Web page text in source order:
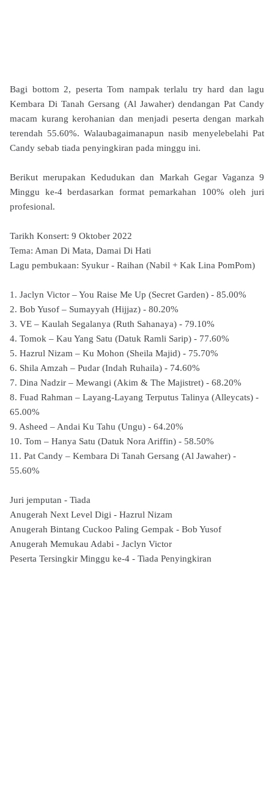
Bagi bottom 2, peserta Tom nampak terlalu try hard dan lagu
Kembara Di Tanah Gersang (Al Jawaher) dendangan Pat Candy
macam kurang kerohanian dan menjadi peserta dengan markah
terendah 55.60%. Walaubagaimanapun nasib menyelebelahi Pat
Candy sebab tiada penyingkiran pada minggu ini.
Berikut merupakan Kedudukan dan Markah Gegar Vaganza 9
Minggu ke-4 berdasarkan format pemarkahan 100% oleh juri
profesional.
Tarikh Konsert: 9 Oktober 2022
Tema: Aman Di Mata, Damai Di Hati
Lagu pembukaan: Syukur - Raihan (Nabil + Kak Lina PomPom)
1. Jaclyn Victor – You Raise Me Up (Secret Garden) - 85.00%
2. Bob Yusof – Sumayyah (Hijjaz) - 80.20%
3. VE – Kaulah Segalanya (Ruth Sahanaya) - 79.10%
4. Tomok – Kau Yang Satu (Datuk Ramli Sarip) - 77.60%
5. Hazrul Nizam – Ku Mohon (Sheila Majid) - 75.70%
6. Shila Amzah – Pudar (Indah Ruhaila) - 74.60%
7. Dina Nadzir – Mewangi (Akim & The Majistret) - 68.20%
8. Fuad Rahman – Layang-Layang Terputus Talinya (Alleycats) -
65.00%
9. Asheed – Andai Ku Tahu (Ungu) - 64.20%
10. Tom – Hanya Satu (Datuk Nora Ariffin) - 58.50%
11. Pat Candy – Kembara Di Tanah Gersang (Al Jawaher) -
55.60%
Juri jemputan - Tiada
Anugerah Next Level Digi - Hazrul Nizam
Anugerah Bintang Cuckoo Paling Gempak - Bob Yusof
Anugerah Memukau Adabi - Jaclyn Victor
Peserta Tersingkir Minggu ke-4 - Tiada Penyingkiran